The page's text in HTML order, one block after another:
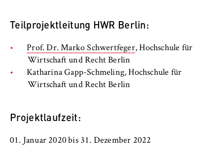
Teilprojektleitung HWR Berlin:
Prof. Dr. Marko Schwertfeger, Hochschule für
Wirtschaft und Recht Berlin
Katharina Gapp-Schmeling, Hochschule für
Wirtschaft und Recht Berlin
Projektlaufzeit:
01. Januar 2020 bis 31. Dezember 2022